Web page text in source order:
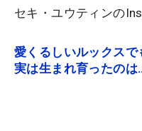
セキ・ユウティンの
愛くるしいルックス
実は生まれ育ったの